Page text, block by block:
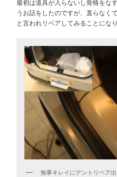
最初は道具が入らないし骨格をな
うお話をしたのですが、直らなく
と言われリペアしてみることになり
無事キレイにデントリペア